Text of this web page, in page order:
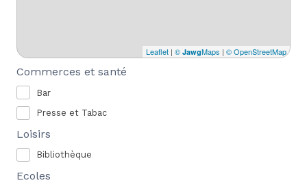
Leaflet | © JawgMaps | © OpenStreetMap
Commerces et santé
Bar
Presse et Tabac
Loisirs
Bibliothèque
Ecoles